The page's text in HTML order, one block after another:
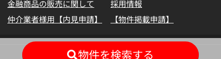
物件を検索する
金融商品の販売に関して
採用情報
仲介業者様用【内見申請】
【物件掲載申請】